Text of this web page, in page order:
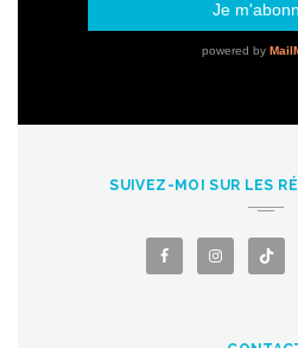
SUIVEZ-MOI SUR LES